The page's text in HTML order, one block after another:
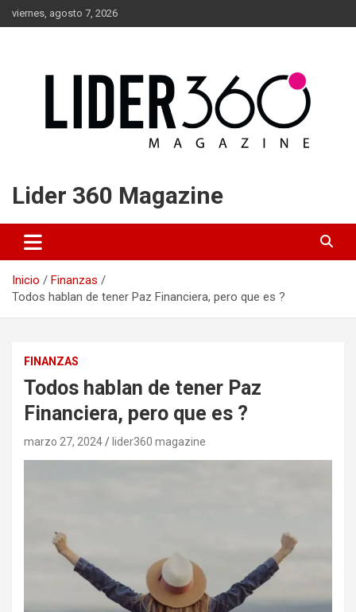
Saltar
al
viernes, agosto 7, 2026
Lider 360 Magazine
Inicio
Finanzas
Todos hablan de tener Paz Financiera, pero que es ?
FINANZAS
Todos hablan de tener Paz
Financiera, pero que es ?
marzo 27, 2024 lider360 magazine